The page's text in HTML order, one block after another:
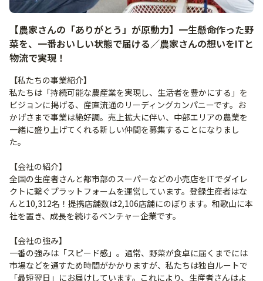
【農家さんの「ありがとう」が原動力】一生懸命作った野
菜を、一番おいしい状態で届ける／農家さんの想いをITと
物流で実現！
【私たちの事業紹介】
私たちは「持続可能な農産業を実現し、生活者を豊かにする」を
ビジョンに掲げる、産直流通のリーディングカンパニーです。お
かげさまで事業は絶好調。売上拡大に伴い、中部エリアの農業を
一緒に盛り上げてくれる新しい仲間を募集することになりまし
た。
【会社の紹介】
全国の生産者さんと都市部のスーパーなどの小売店をITでダイレ
クトに繋ぐプラットフォームを運営しています。登録生産者はな
んと10,312名！提携店舗数は2,106店舗にのぼります。和歌山に本
社を置き、成長を続けるベンチャー企業です。
【会社の強み】
一番の強みは「スピード感」。通常、野菜が食卓に届くまでには
市場などを通すため時間がかかりますが、私たちは独自ルートで
「最短翌日」にお届けしています。これにより、生産者さんはよ